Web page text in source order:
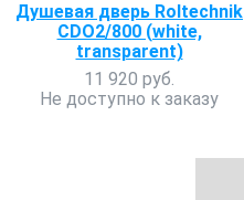
Душевая дверь Roltechnik
CDO2/800 (white,
transparent)
11 920 руб.
Не доступно к заказу